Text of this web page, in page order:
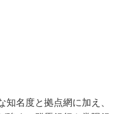
知名度と拠点網に加え、